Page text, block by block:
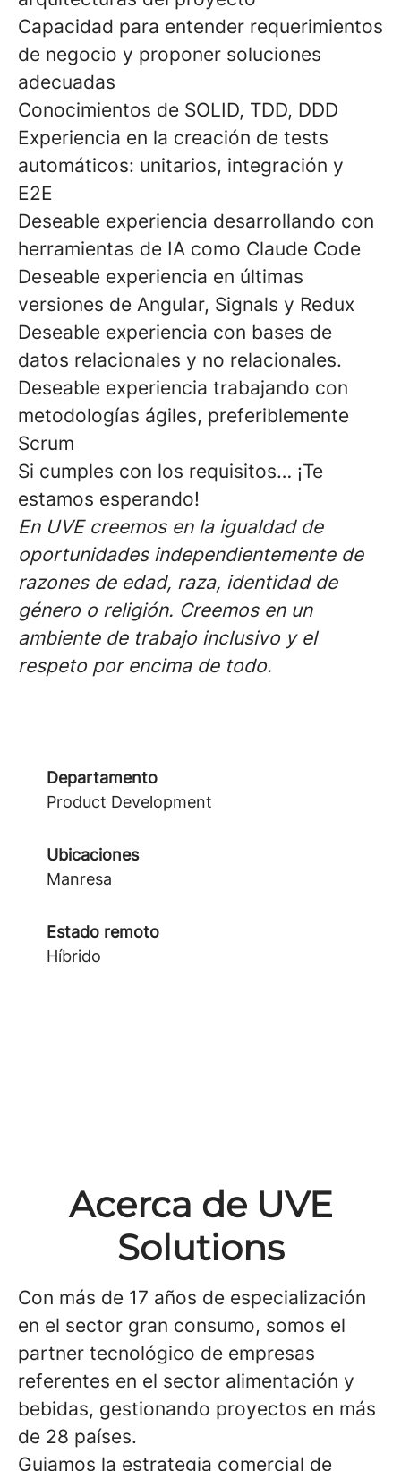
Capacidad para entender requerimientos
de negocio y proponer soluciones
adecuadas
Conocimientos de SOLID, TDD, DDD
Experiencia en la creación de tests
automáticos: unitarios, integración y
E2E
Deseable experiencia desarrollando con
herramientas de IA como Claude Code
Deseable experiencia en últimas
versiones de Angular, Signals y Redux
Deseable experiencia con bases de
datos relacionales y no relacionales.
Deseable experiencia trabajando con
metodologías ágiles, preferiblemente
Scrum
Si cumples con los requisitos… ¡Te
estamos esperando!
En UVE creemos en la igualdad de
oportunidades independientemente de
razones de edad, raza, identidad de
género o religión. Creemos en un
ambiente de trabajo inclusivo y el
respeto por encima de todo.
Departamento
Product Development
Ubicaciones
Manresa
Estado remoto
Híbrido
Acerca de UVE
Solutions
Con más de 17 años de especialización
en el sector gran consumo, somos el
partner tecnológico de empresas
referentes en el sector alimentación y
bebidas, gestionando proyectos en más
de 28 países.
Guiamos la estrategia comercial de